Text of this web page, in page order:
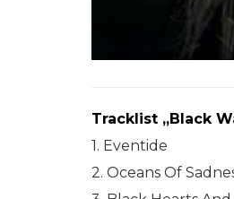
Tracklist „Black
1. Eventide
2. Oceans Of